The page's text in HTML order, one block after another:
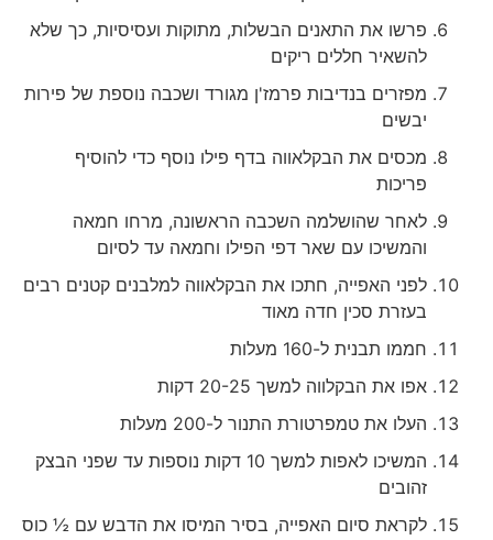
פרשו את התאנים הבשלות, מתוקות ועסיסיות, כך שלא
להשאיר חללים ריקים
מפזרים בנדיבות פרמז'ן מגורד ושכבה נוספת של פירות
יבשים
מכסים את הבקלאווה בדף פילו נוסף כדי להוסיף
פריכות
לאחר שהושלמה השכבה הראשונה, מרחו חמאה
והמשיכו עם שאר דפי הפילו וחמאה עד לסיום
לפני האפייה, חתכו את הבקלאווה למלבנים קטנים רבים
בעזרת סכין חדה מאוד
חממו תבנית ל-160 מעלות
אפו את הבקלווה למשך 20-25 דקות
העלו את טמפרטורת התנור ל-200 מעלות
המשיכו לאפות למשך 10 דקות נוספות עד שפני הבצק
זהובים
לקראת סיום האפייה, בסיר המיסו את הדבש עם ½ כוס